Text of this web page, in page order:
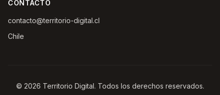
CONTACTO
contacto@territorio-digital.cl
Chile
© 2026 Territorio Digital. Todos los derechos reservados.